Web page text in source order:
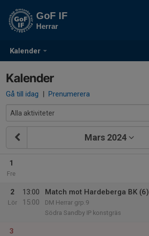
Kalender
GoF IF
Herrar
Kalender
Gå till idag | Prenumerera
Mars 2024
1
Fre
2
Lör
13:00
15:00
Match mot Hardeberga BK (6)
DM Herrar grp.9
Södra Sandby IP konstgräs
3